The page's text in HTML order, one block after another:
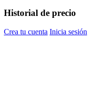
Historial de precio
Crea tu cuenta Inicia sesión